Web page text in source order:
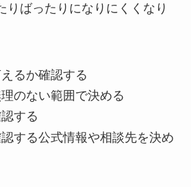
りばったりになりにくくなり
るか確認する
のない範囲で決める
する
する公式情報や相談先を決め